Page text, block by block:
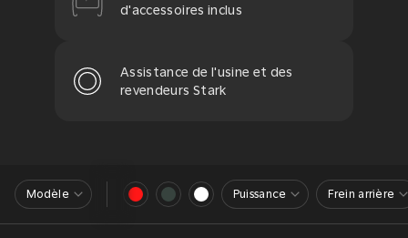
d'accessoires inclus
Assistance de l'usine et des
revendeurs Stark
Modèle Puissance Frein arrière